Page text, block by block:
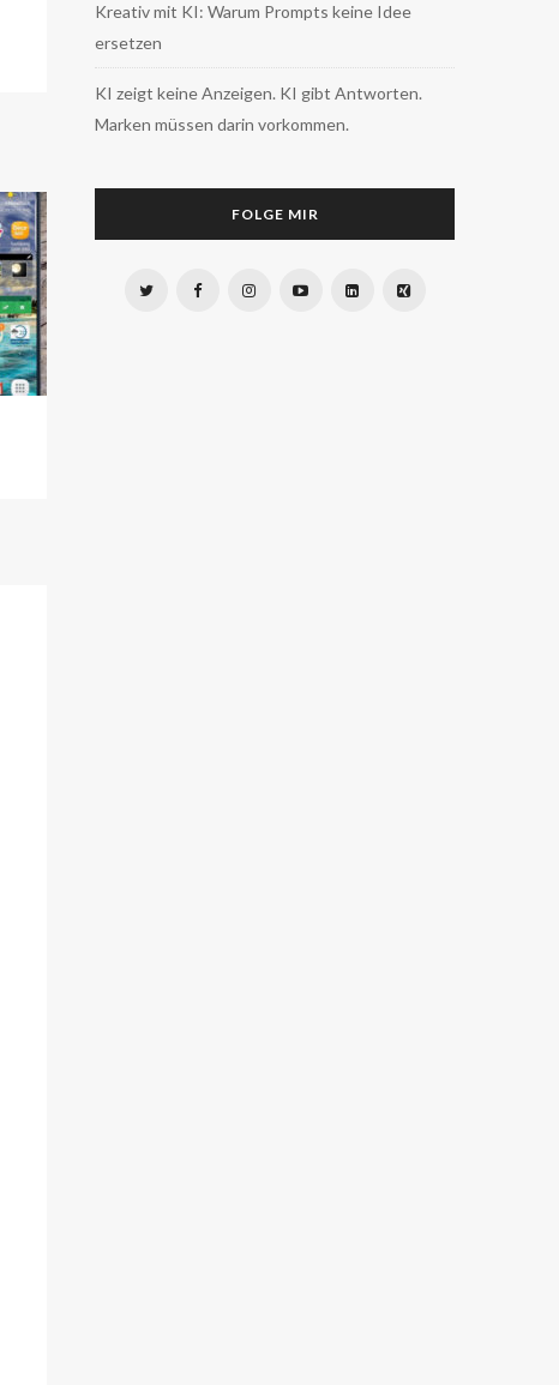
Kreativ mit KI: Warum Prompts keine Idee
ersetzen
KI zeigt keine Anzeigen. KI gibt Antworten.
Marken müssen darin vorkommen.
FOLGE MIR